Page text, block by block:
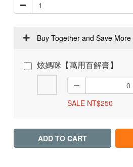
Buy Together and Save More
炫媽咪【萬用百解膏】
SALE NT$250
ADD TO CART